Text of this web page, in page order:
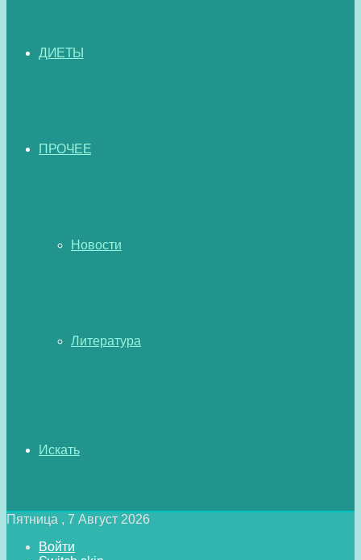
ДИЕТЫ
ПРОЧЕЕ
Новости
Литература
Искать
Пятница , 7 Август 2026
Войти